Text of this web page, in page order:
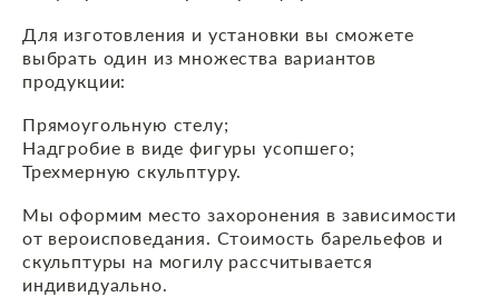
Для изготовления и установки вы сможете
выбрать один из множества вариантов
продукции:‍
Прямоугольную стелу;
Надгробие в виде фигуры усопшего;
Трехмерную скульптуру.
Мы оформим место захоронения в зависимости
от вероисповедания. Стоимость барельефов и
скульптуры на могилу рассчитывается
индивидуально.